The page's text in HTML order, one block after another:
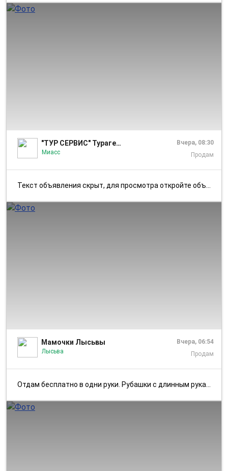
"ТУР СЕРВИС" Турагентство г.Миасс
Миасс
Вчера, 08:30
Продам
Текст объявления скрыт, для просмотра откройте объявление в приложении...
Мамочки Лысьвы
Лысьва
Вчера, 06:54
Продам
Отдам бесплатно в одни руки. Рубашки с длинным рукавом, на рост до 134...